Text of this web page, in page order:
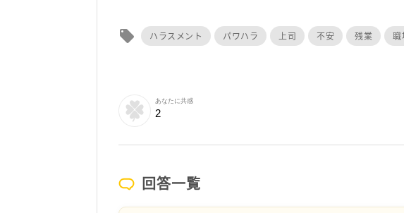
local_offer ハラスメント パワハラ 上司 不安 残業 職
あなたに共感
2
回答一覧